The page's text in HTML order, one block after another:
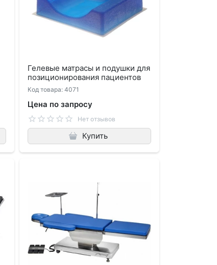
Гелевые матрасы и подушки для
позиционирования пациентов
Код товара: 4071
Цена по запросу
Нет отзывов
Купить